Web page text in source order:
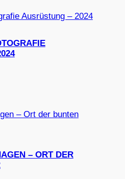
– ORT DER